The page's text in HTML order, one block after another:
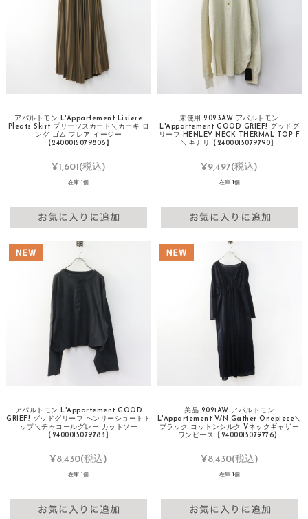
アパルトモン L'Appartement Lisiere
Pleats Skirt プリーツスカート＼カーキ ロ
ング ゴム フレア イージー
【2400015079806】
¥1,601(税込)
在庫 1個
未使用 2023AW アパルトモン
L'Appartement GOOD GRIEF! グッドグ
リーフ HENLEY NECK THERMAL TOP F
＼キナリ【2400015079790】
¥9,497(税込)
在庫 1個
アパルトモン L'Appartement GOOD
GRIEF! グッドグリーフ ヘンリーショートト
ップ＼チャコールグレー カットソー
【2400015079783】
¥8,430(税込)
在庫 1個
美品 2021AW アパルトモン
L'Appartement V/N Gather Onepiece＼
ブラック コットンシルク Vネックギャザー
ワンピース【2400015079776】
¥8,430(税込)
在庫 1個